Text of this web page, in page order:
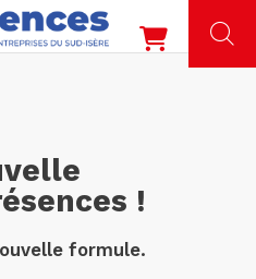
!
formule.